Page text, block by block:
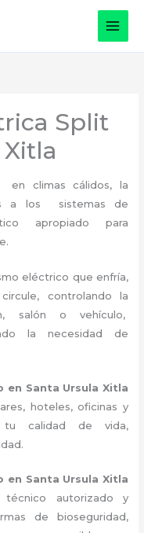
Split
en climas cálidos, la
a los sistemas de
apropiado para
eléctrico que enfría,
controlando la
salón o vehículo,
la necesidad de
en Santa Ursula Xitla
hoteles, oficinas y
tu calidad de vida,
en Santa Ursula Xitla
autorizado y
de bioseguridad,